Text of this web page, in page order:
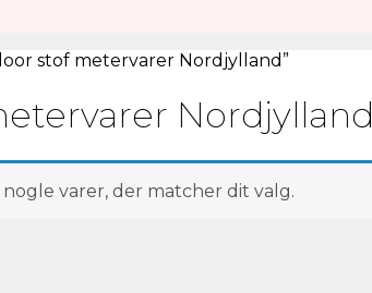
stof metervarer Nordjylland”
Nordjylland
varer, der matcher dit valg.